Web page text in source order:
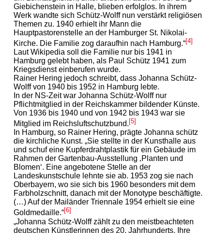
Giebichenstein in Halle, blieben erfolglos. In ihrem
Werk wandte sich Schütz-Wolff nun verstärkt religiösen
Themen zu. 1940 erhielt ihr Mann die
Hauptpastorenstelle an der Hamburger St. Nikolai-
Kirche. Die Familie zog daraufhin nach Hamburg.“[4]
Laut Wikipedia soll die Familie nur bis 1941 in
Hamburg gelebt haben, als Paul Schütz 1941 zum
Kriegsdienst einberufen wurde.
Rainer Hering jedoch schreibt, dass Johanna Schütz-
Wolff von 1940 bis 1952 in Hamburg lebte.
In der NS-Zeit war Johanna Schütz-Wolff nur
Pflichtmitglied in der Reichskammer bildender Künste.
Von 1936 bis 1940 und von 1942 bis 1943 war sie
Mitglied im Reichsluftschutzbund. [5]
In Hamburg, so Rainer Hering, prägte Johanna schütz
die kirchliche Kunst. „Sie stellte in der Kunsthalle aus
und schuf eine Kupferdrahtplastik für ein Gebäude im
Rahmen der Gartenbau-Ausstellung ‚Planten und
Blomen‘. Eine angebotene Stelle an der
Landeskunstschule lehnte sie ab. 1953 zog sie nach
Oberbayern, wo sie sich bis 1960 besonders mit dem
Farbholzschnitt, danach mit der Monotype beschäftigte.
(…) Auf der Mailänder Triennale 1954 erhielt sie eine
Goldmedaille.“[6]
„Johanna Schütz-Wolff zählt zu den meistbeachteten
deutschen Künstlerinnen des 20. Jahrhunderts. Ihre